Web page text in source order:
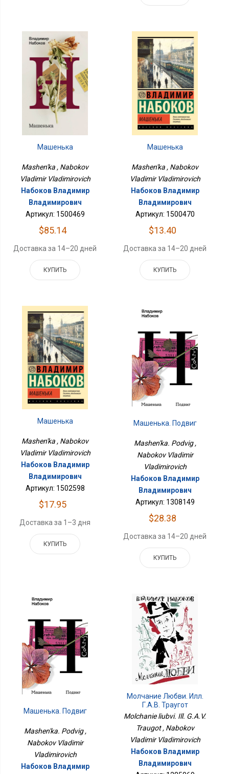
Машенька
Mashen'ka , Nabokov
Vladimir Vladimirovich
Набоков Владимир
Владимирович
Артикул: 1500469
$85.14
Доставка за 14–20 дней
КУПИТЬ
Машенька
Mashen'ka , Nabokov
Vladimir Vladimirovich
Набоков Владимир
Владимирович
Артикул: 1500470
$13.40
Доставка за 14–20 дней
КУПИТЬ
Машенька
Mashen'ka , Nabokov
Vladimir Vladimirovich
Набоков Владимир
Владимирович
Артикул: 1502598
$17.95
Доставка за 1–3 дня
КУПИТЬ
Машенька. Подвиг
Mashen'ka. Podvig ,
Nabokov Vladimir
Vladimirovich
Набоков Владимир
Владимирович
Артикул: 1308149
$28.38
Доставка за 14–20 дней
КУПИТЬ
Машенька. Подвиг
Mashen'ka. Podvig ,
Nabokov Vladimir
Vladimirovich
Набоков Владимир
Молчание Любви. Илл.
Г.А.В. Траугот
Molchanie liubvi. Ill. G.A.V.
Traugot , Nabokov
Vladimir Vladimirovich
Набоков Владимир
Владимирович